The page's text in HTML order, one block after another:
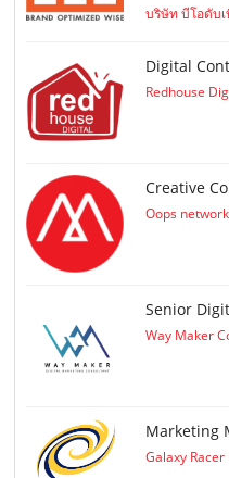
บริษัท บีโอดับ
Digital
Redhouse
Creative
Oops
Senior
Way Maker
Marketing
Galaxy